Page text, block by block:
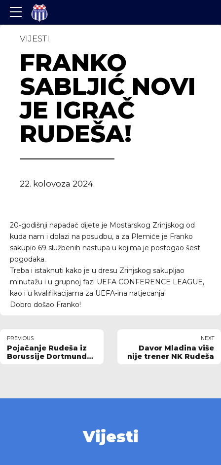
VIJESTI
FRANKO
SABLJIĆ NOVI
JE IGRAČ
RUDEŠA!
22. kolovoza 2024.
20-godišnji napadač dijete je Mostarskog Zrinjskog od
kuda nam i dolazi na posudbu, a za Plemiće je Franko
sakupio 69 službenih nastupa u kojima je postogao šest
pogodaka.
Treba i istaknuti kako je u dresu Zrinjskog sakupljao
minutažu i u grupnoj fazi UEFA CONFERENCE LEAGUE,
kao i u kvalifikacijama za UEFA-ina natjecanja!
Dobro došao Franko!
PREVIOUS
Pojačanje Rudeša iz
Borussije Dortmund
NEXT
Davor Mladina više
nije trener NK Rudeša
Vijesti